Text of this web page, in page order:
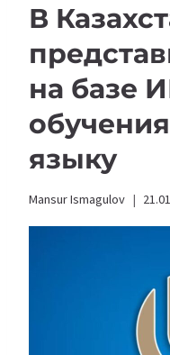
В
на базе
языку
Mansur Ismagulov